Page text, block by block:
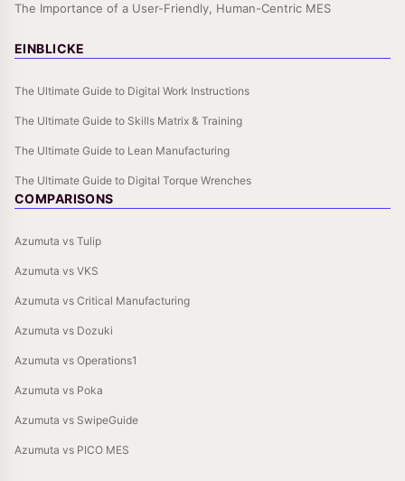
The Importance of a User-Friendly, Human-Centric MES
EINBLICKE
The Ultimate Guide to Digital Work Instructions
The Ultimate Guide to Skills Matrix & Training
The Ultimate Guide to Lean Manufacturing
The Ultimate Guide to Digital Torque Wrenches
COMPARISONS
Azumuta vs Tulip
Azumuta vs VKS
Azumuta vs Critical Manufacturing
Azumuta vs Dozuki
Azumuta vs Operations1
Azumuta vs Poka
Azumuta vs SwipeGuide
Azumuta vs PICO MES